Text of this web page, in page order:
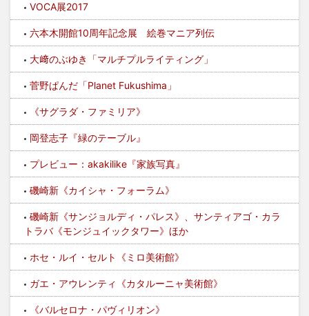
VOCA展2017
六本木開館10周年記念展 絵巻マニア列伝
大﨑のぶゆき「マルチプルライティング」
菅野ぱんだ「Planet Fukushima」
《サグラダ・ファミリア》
岡登志子『緑のテーブル』
プレビュー：akakilike『家族写真』
磯崎新《カイシャ・フォーラム》
磯崎新《サンジョルディ・パレス》、サンティアゴ・カラ
トラバ《モンジュイックタワー》ほか
ホセ・ルイ・セルト《ミロ美術館》
ガエ・アウレンティ《カタルーニャ美術館》
《バルセロナ・パヴィリオン》